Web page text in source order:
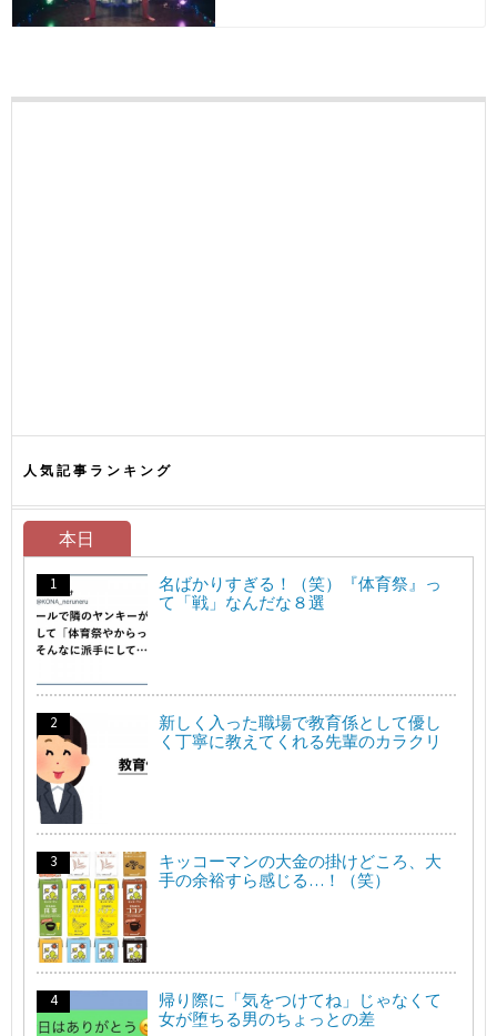
人気記事ランキング
本日
名ばかりすぎる！（笑）『体育祭』っ
て「戦」なんだな８選
新しく入った職場で教育係として優し
く丁寧に教えてくれる先輩のカラクリ
キッコーマンの大金の掛けどころ、大
手の余裕すら感じる…！（笑）
帰り際に「気をつけてね」じゃなくて
女が堕ちる男のちょっとの差